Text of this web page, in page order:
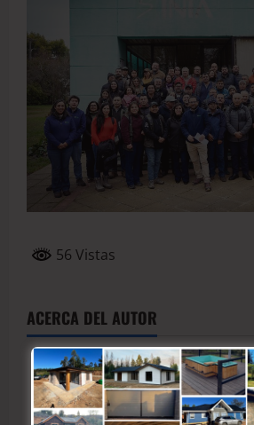
56 Vistas
ACERCA DEL AUTOR
AncalyParra
Editor